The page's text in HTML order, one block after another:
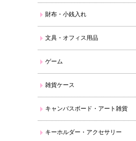
財布・小銭入れ
文具・オフィス用品
ゲーム
雑貨ケース
キャンバスボード・アート雑貨
キーホルダー・アクセサリー